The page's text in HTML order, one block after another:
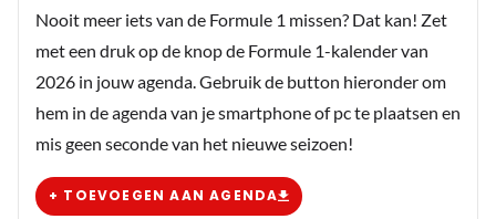
Nooit meer iets van de Formule 1 missen? Dat kan! Zet
met een druk op de knop de Formule 1-kalender van
2026 in jouw agenda. Gebruik de button hieronder om
hem in de agenda van je smartphone of pc te plaatsen en
mis geen seconde van het nieuwe seizoen!
+ TOEVOEGEN AAN AGENDA